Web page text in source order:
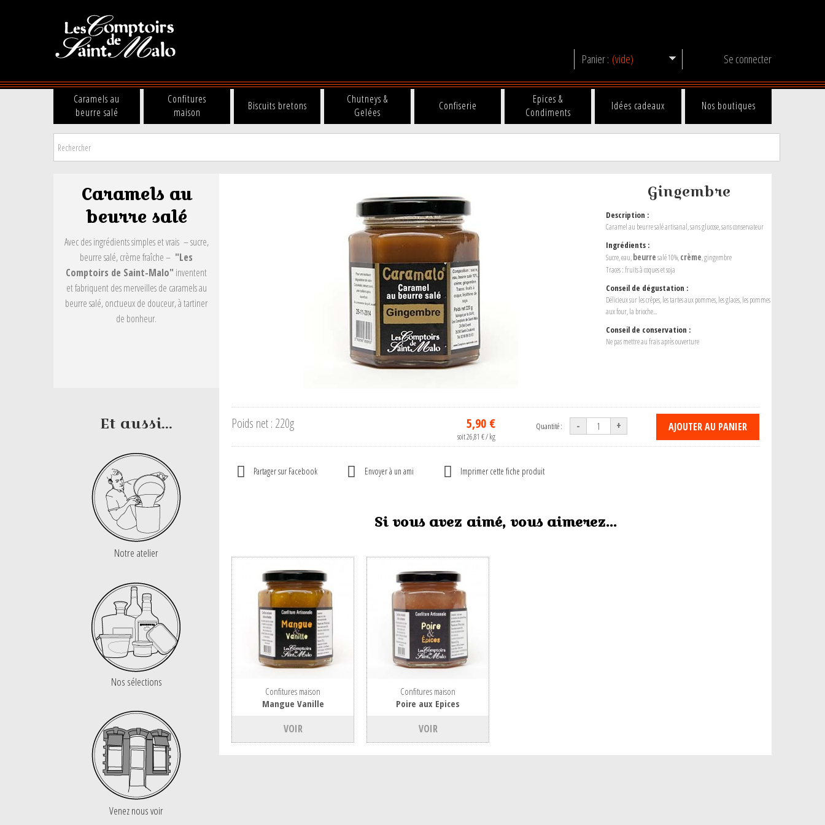
Se connecter
Panier : (vide)
Caramels au
beurre salé
Confitures
maison
Biscuits bretons
Chutneys &
Gelées
Confiserie
Epices &
Condiments
Idées cadeaux Nos boutiques
Caramels au
beurre salé
Avec des ingrédients simples et vrais – sucre,
beurre salé, crème fraîche – "Les
Comptoirs de Saint-Malo" inventent
et fabriquent des merveilles de caramels au
beurre salé, onctueux de douceur, à tartiner
de bonheur.
Gingembre
Description :
Caramel au beurre salé artisanal, sans glucose, sans conservateur
Ingrédients :
Sucre, eau,beurresalé 10%,crème, gingembre
Traces : fruits à coques et soja
Conseil de dégustation :
Délicieux sur les crêpes, les tartes aux pommes, les glaces, les pommes
aux four, la brioche…
Conseil de conservation :
Ne pas mettre au frais après ouverture
Poids net : 220g 5,90 €
soit 26,81 € / kg
Quantité : - + AJOUTER AU PANIER
Partager sur Facebook Envoyer à un ami Imprimer cette fiche produit
Si vous avez aimé, vous aimerez...
Confitures maison
Mangue Vanille
VOIR
Confitures maison
Poire aux Epices
VOIR
Et aussi...
Notre atelier
Nos sélections
Venez nous voir